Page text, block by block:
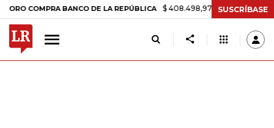
BANCO DE LA REPÚBLICA $ 408.498,97 +$ 8.753,81 +2,19%
SUSCRÍBASE